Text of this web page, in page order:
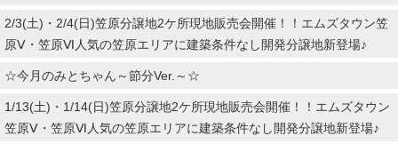
2/3(土)・2/4(日)笠原分譲地2ケ所現地販売会開催！！エムズタウン笠
原Ⅴ・笠原Ⅵ人気の笠原エリアに建築条件なし開発分譲地新登場♪
☆今月のみとちゃん～節分Ver.～☆
1/13(土)・1/14(日)笠原分譲地2ケ所現地販売会開催！！エムズタウン
笠原Ⅴ・笠原Ⅵ人気の笠原エリアに建築条件なし開発分譲地新登場♪